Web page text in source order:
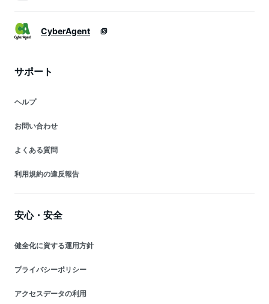
CyberAgent
サポート
ヘルプ
お問い合わせ
よくある質問
利用規約の違反報告
安心・安全
健全化に資する運用方針
プライバシーポリシー
アクセスデータの利用